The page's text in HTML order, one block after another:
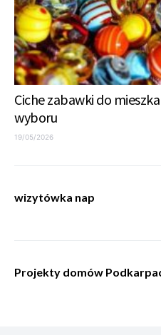
Ciche zabawki do
wyboru
19/05/2026
wizytówka nap
Projekty domów